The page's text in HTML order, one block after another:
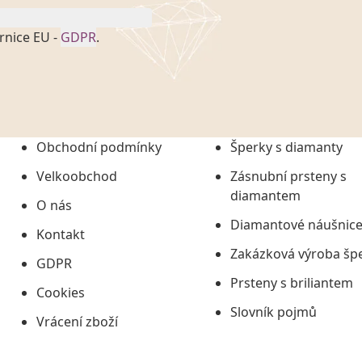
EU - GDPR.
č. 101/2000 Sb. v
uchováním veškerých
údajů či jako jeho
informací, nejdéle
Obchodní podmínky
Velkoobchod
O nás
Kontakt
GDPR
Cookies
Vrácení zboží
Šperky s diamanty
Zásnubní prsteny s
diamantem
Diamantové náušnice
Zakázková výroba
Prsteny s briliantem
Slovník pojmů